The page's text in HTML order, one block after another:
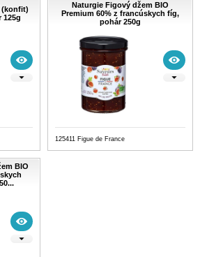
(konfit)
125g
Naturgie Figový džem BIO
Premium 60% z francúskych fíg,
pohár 250g
125411 Figue de France
BIO